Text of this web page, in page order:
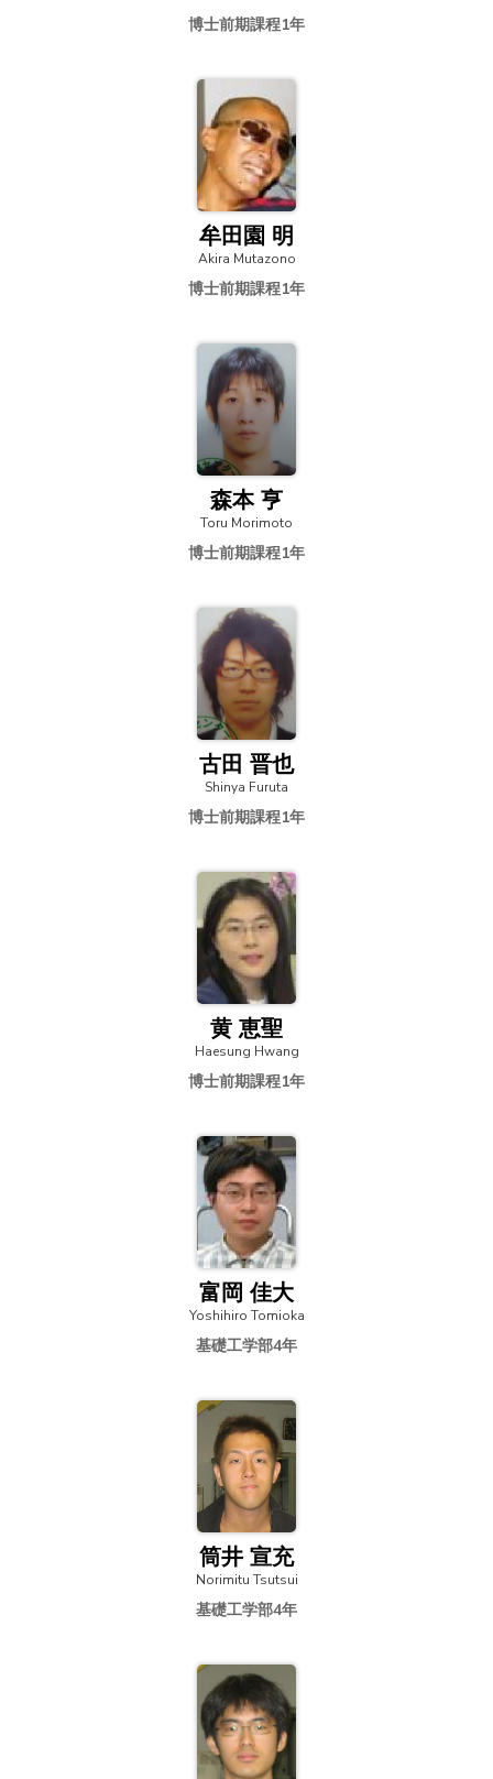
博士前期課程1年
牟田園 明
Akira Mutazono
博士前期課程1年
森本 亨
Toru Morimoto
博士前期課程1年
古田 晋也
Shinya Furuta
博士前期課程1年
黄 恵聖
Haesung Hwang
博士前期課程1年
富岡 佳大
Yoshihiro Tomioka
基礎工学部4年
筒井 宣充
Norimitu Tsutsui
基礎工学部4年